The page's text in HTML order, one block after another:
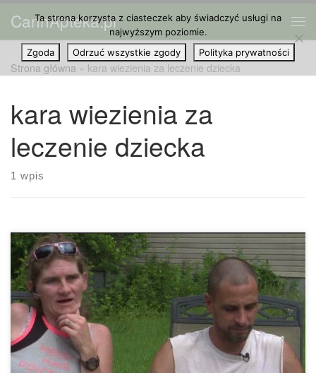
Przejdź do treści
CannApteka.pl
Strona główna » kara wiezienia za leczenie dziecka
kara wiezienia za
leczenie dziecka
1 wpis
Jedna z rodzin staje w obliczu kary więzienia za leczenie
napadów padaczki swojego syna w jedyny działający
sposób: palenia marihuany. Aby powstrzymać
wyniszczające napady doświadczane przez ich syna,
rodzina ze stanu Georgia podawała dziecku marihuanę.
Jednak niedawno Division of Family and Children Services
przejęło opiekę nad chłopcem i oskarżyło rodziców […]
Ta strona korzysta z ciasteczek aby świadczyć usługi na
najwyższym poziomie.
Zgoda
Odrzuć wszystkie zgody Polityka prywatności